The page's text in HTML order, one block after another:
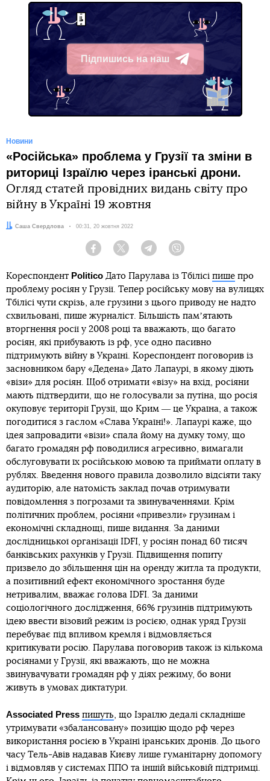
Підпишись на наш
Telegram
Новини
«Російська» проблема у Грузії та зміни в
риториці Ізраїлю через іранські дрони.
Огляд статей провідних видань світу про
війну в Україні 19 жовтня
Автор:
Саша Свердлова Дата:
00:31, 20 жовтня 2022
Facebook Twitter Telegram
Кореспондент Politico Дато Парулава із Тбілісі пише про
проблему росіян у Грузії. Тепер російську мову на вулицях
Тбілісі чути скрізь, але грузини з цього приводу не надто
схвильовані, пише журналіст. Більшість памʼятають
вторгнення росії у 2008 році та вважають, що багато
росіян, які прибувають із рф, усе одно пасивно
підтримують війну в Україні. Кореспондент поговорив із
засновником бару «Дедена» Дато Лапаурі, в якому діють
«візи» для росіян. Щоб отримати «візу» на вхід, росіяни
мають підтвердити, що не голосували за путіна, що росія
окуповує території Грузії, що Крим ― це Україна, а також
погодитися з гаслом «Слава Україні!». Лапаурі каже, що
ідея запровадити «візи» спала йому на думку тому, що
багато громадян рф поводилися агресивно, вимагали
обслуговувати їх російською мовою та приймати оплату в
рублях. Введення нового правила дозволило відсіяти таку
аудиторію, але натомість заклад почав отримувати
повідомлення з погрозами та звинуваченнями. Крім
політичних проблем, росіяни «привезли» грузинам і
економічні складнощі, пише видання. За даними
дослідницької організації IDFI, у росіян понад 60 тисяч
банківських рахунків у Грузії. Підвищення попиту
призвело до збільшення цін на оренду житла та продукти,
а позитивний ефект економічного зростання буде
нетривалим, вважає голова IDFI. За даними
соціологічного дослідження, 66% грузинів підтримують
ідею ввести візовий режим із росією, однак уряд Грузії
перебуває під впливом кремля і відмовляється
критикувати росію. Парулава поговорив також із кількома
росіянами у Грузії, які вважають, що не можна
звинувачувати громадян рф у діях режиму, бо вони
живуть в умовах диктатури.
Associated Press пишуть, що Ізраїлю дедалі складніше
утримувати «збалансовану» позицію щодо рф через
використання росією в Україні іранських дронів. До цього
часу Тель-Авів надавав Києву лише гуманітарну допомогу
і відмовляв у системах ППО та іншій військовій підтримці.